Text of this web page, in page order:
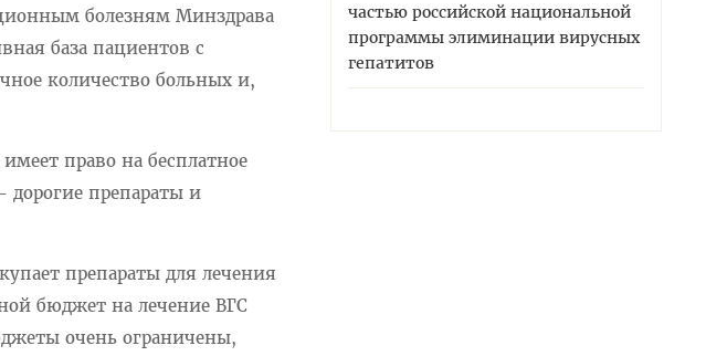
болезням Минздрава
база пациентов с
количество больных и,
право на бесплатное
дорогие препараты и
препараты для лечения
бюджет на лечение ВГС
очень ограничены,
частью российской национальной
программы элиминации вирусных
гепатитов